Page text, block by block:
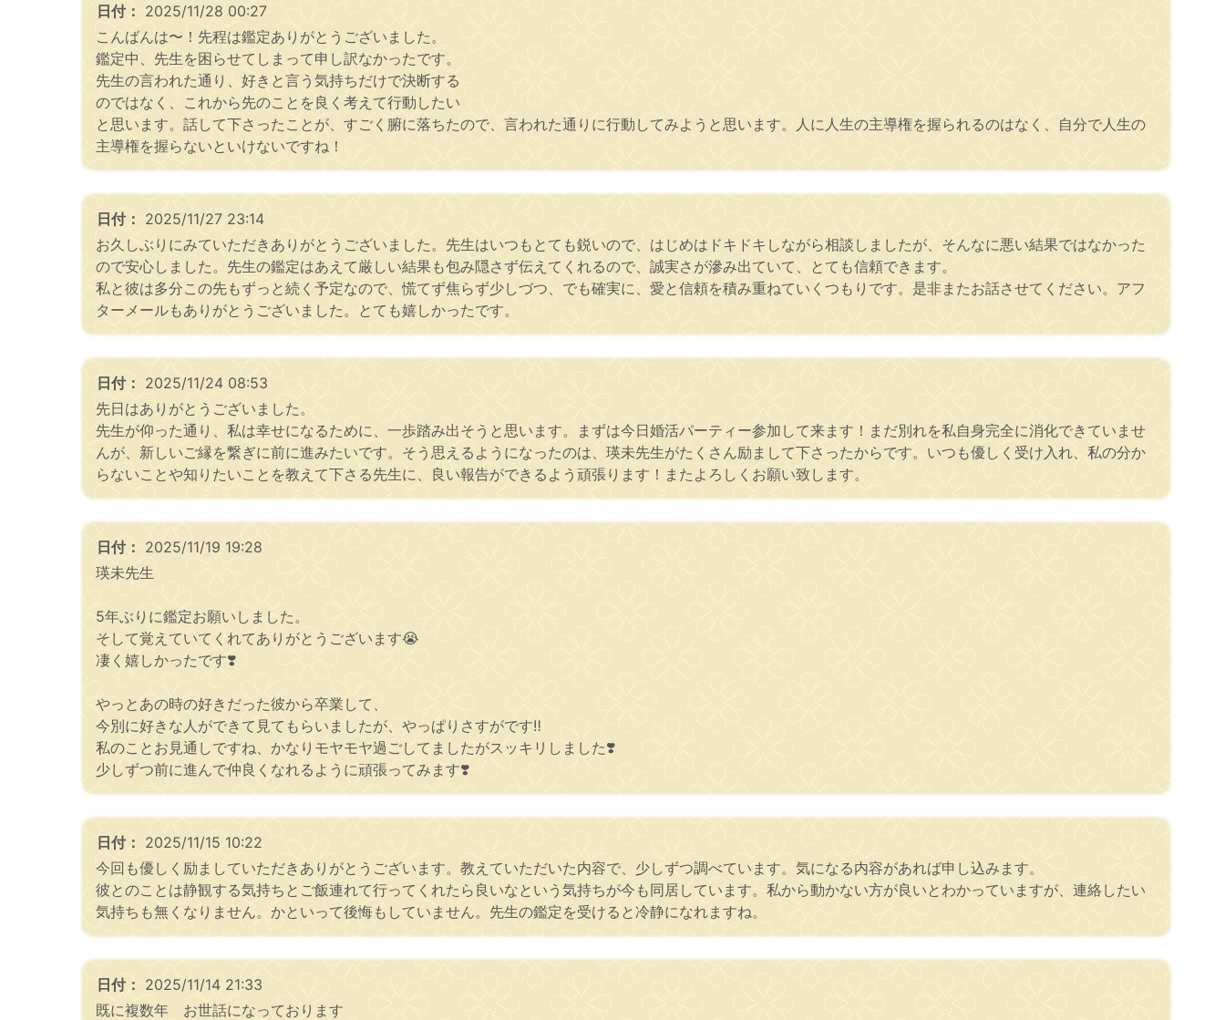
日付： 2025/11/28 00:27
こんばんは〜！先程は鑑定ありがとうございました。
鑑定中、先生を困らせてしまって申し訳なかったです。
先生の言われた通り、好きと言う気持ちだけで決断する
のではなく、これから先のことを良く考えて行動したい
と思います。話して下さったことが、すごく腑に落ちたので、言われた通りに行動してみようと思います。人に人生の主導権を握られるのはなく、自分で人生の
主導権を握らないといけないですね！
日付： 2025/11/27 23:14
お久しぶりにみていただきありがとうございました。先生はいつもとても鋭いので、はじめはドキドキしながら相談しましたが、そんなに悪い結果ではなかった
ので安心しました。先生の鑑定はあえて厳しい結果も包み隠さず伝えてくれるので、誠実さが滲み出ていて、とても信頼できます。
私と彼は多分この先もずっと続く予定なので、慌てず焦らず少しづつ、でも確実に、愛と信頼を積み重ねていくつもりです。是非またお話させてください。アフ
ターメールもありがとうございました。とても嬉しかったです。
日付： 2025/11/24 08:53
先日はありがとうございました。
先生が仰った通り、私は幸せになるために、一歩踏み出そうと思います。まずは今日婚活パーティー参加して来ます！まだ別れを私自身完全に消化できていませ
んが、新しいご縁を繋ぎに前に進みたいです。そう思えるようになったのは、瑛未先生がたくさん励まして下さったからです。いつも優しく受け入れ、私の分か
らないことや知りたいことを教えて下さる先生に、良い報告ができるよう頑張ります！またよろしくお願い致します。
日付： 2025/11/19 19:28
瑛未先生
5年ぶりに鑑定お願いしました。
そして覚えていてくれてありがとうございます😭
凄く嬉しかったです❣️
やっとあの時の好きだった彼から卒業して、
今別に好きな人ができて見てもらいましたが、やっぱりさすがです‼︎
私のことお見通しですね、かなりモヤモヤ過ごしてましたがスッキリしました❣️
少しずつ前に進んで仲良くなれるように頑張ってみます❣️
日付： 2025/11/15 10:22
今回も優しく励ましていただきありがとうございます。教えていただいた内容で、少しずつ調べています。気になる内容があれば申し込みます。
彼とのことは静観する気持ちとご飯連れて行ってくれたら良いなという気持ちが今も同居しています。私から動かない方が良いとわかっていますが、連絡したい
気持ちも無くなりません。かといって後悔もしていません。先生の鑑定を受けると冷静になれますね。
日付： 2025/11/14 21:33
既に複数年 お世話になっております